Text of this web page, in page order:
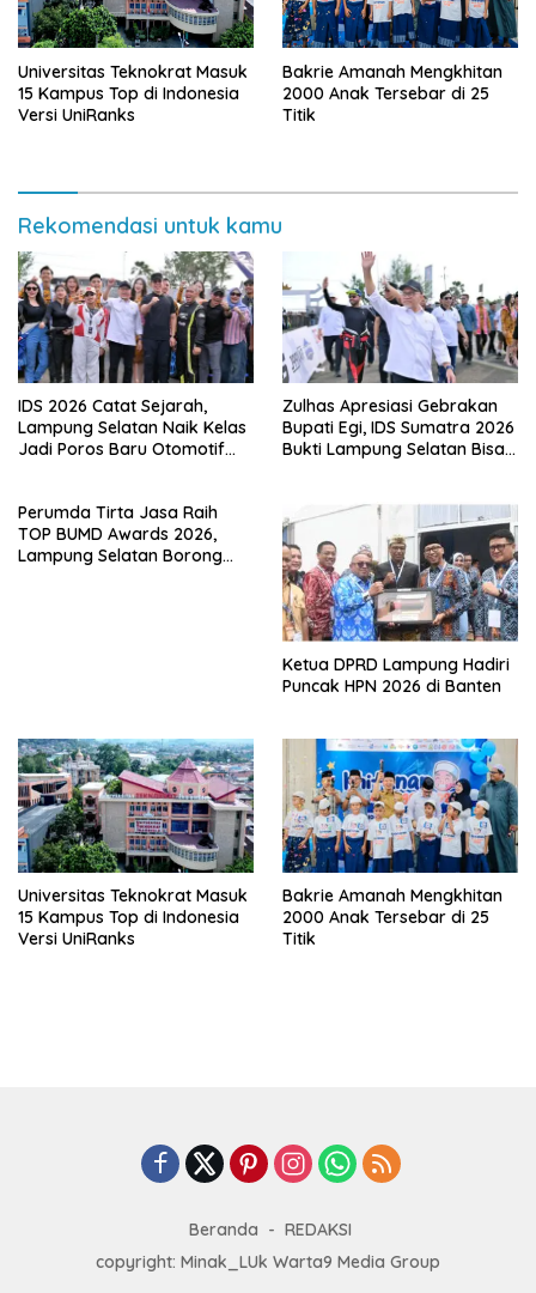
Universitas Teknokrat Masuk
15 Kampus Top di Indonesia
Versi UniRanks
Bakrie Amanah Mengkhitan
2000 Anak Tersebar di 25
Titik
Rekomendasi untuk kamu
IDS 2026 Catat Sejarah,
Lampung Selatan Naik Kelas
Jadi Poros Baru Otomotif
Zulhas Apresiasi Gebrakan
Bupati Egi, IDS Sumatra 2026
Bukti Lampung Selatan Bisa
Perumda Tirta Jasa Raih
TOP BUMD Awards 2026,
Lampung Selatan Borong
Ketua DPRD Lampung Hadiri
Puncak HPN 2026 di Banten
Universitas Teknokrat Masuk
15 Kampus Top di Indonesia
Versi UniRanks
Bakrie Amanah Mengkhitan
2000 Anak Tersebar di 25
Titik
Beranda
REDAKSI
copyright: Minak_LUk Warta9 Media Group